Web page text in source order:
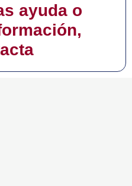
ayuda o